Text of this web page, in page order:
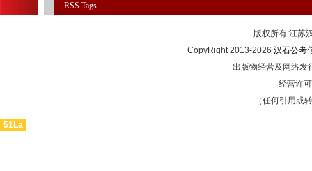
RSS Tags
版权所有:江
CopyRight 2013-2026 汉石公考
出版物经营及网络发
经营许
（任何引用或
51La